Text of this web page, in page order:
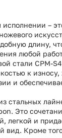
исполнении –
длину,
любой
стали CPM-
к
и
стальных
Это
легкой и
вид. Кроме